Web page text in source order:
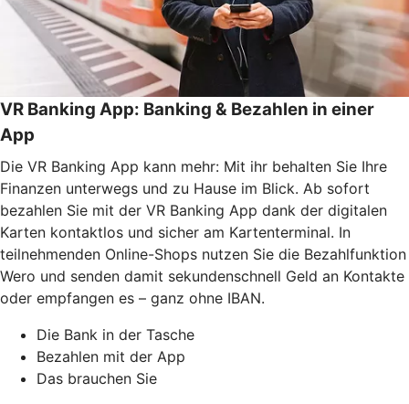
VR Banking App: Banking & Bezahlen in einer
App
Die VR Banking App kann mehr: Mit ihr behalten Sie Ihre
Finanzen unterwegs und zu Hause im Blick. Ab sofort
bezahlen Sie mit der VR Banking App dank der digitalen
Karten kontaktlos und sicher am Kartenterminal. In
teilnehmenden Online-Shops nutzen Sie die Bezahlfunktion
Wero und senden damit sekundenschnell Geld an Kontakte
oder empfangen es – ganz ohne IBAN.
Die Bank in der Tasche
Bezahlen mit der App
Das brauchen Sie